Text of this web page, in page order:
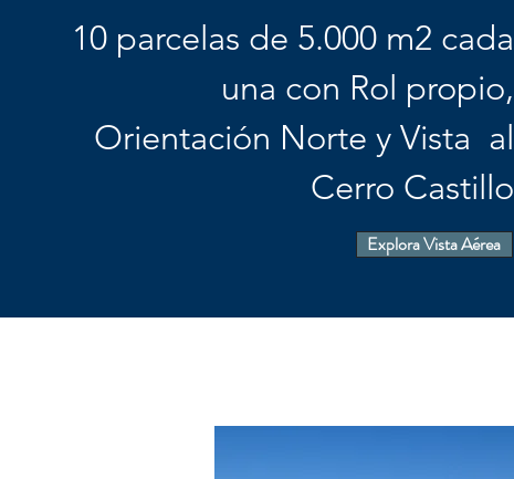
10 parcelas de 5.000 m2 cada
una con Rol propio,
Orientación Norte y Vista al
Cerro Castillo
Explora Vista Aérea